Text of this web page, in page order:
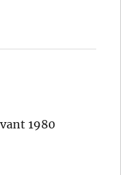
1980